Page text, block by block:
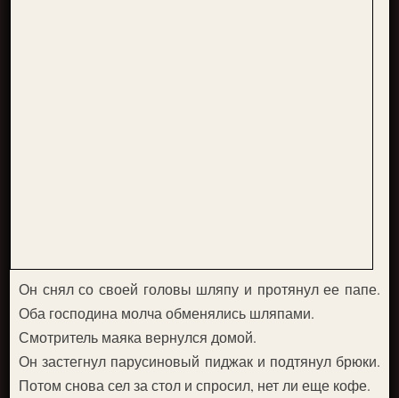
Он снял со своей головы шляпу и протянул ее папе.
Оба господина молча обменялись шляпами.
Смотритель маяка вернулся домой.
Он застегнул парусиновый пиджак и подтянул брюки.
Потом снова сел за стол и спросил, нет ли еще кофе.